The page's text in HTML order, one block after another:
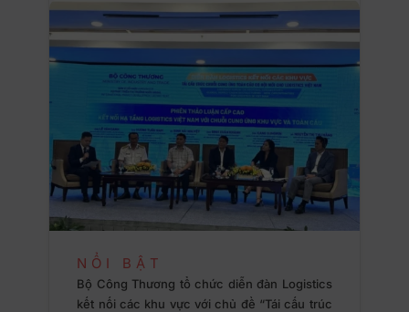
NỔI BẬT
Bộ Công Thương tổ chức diễn đàn Logistics
kết nối các khu vực với chủ đề “Tái cấu trúc